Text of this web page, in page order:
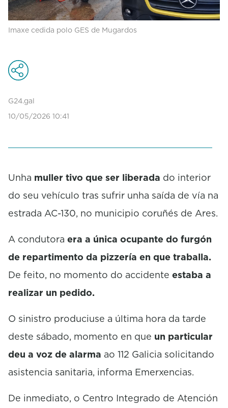
Imaxe cedida polo GES de Mugardos
G24.gal
10/05/2026 10:41
Unha muller tivo que ser liberada do interior
do seu vehículo tras sufrir unha saída de vía na
estrada AC-130, no municipio coruñés de Ares.
A condutora era a única ocupante do furgón
de repartimento da pizzería en que traballa.
De feito, no momento do accidente estaba a
realizar un pedido.
O sinistro produciuse a última hora da tarde
deste sábado, momento en que un particular
deu a voz de alarma ao 112 Galicia solicitando
asistencia sanitaria, informa Emerxencias.
De inmediato, o Centro Integrado de Atención